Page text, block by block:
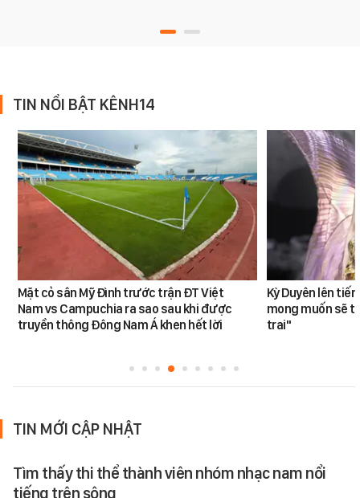
TIN NỔI BẬT KÊNH14
Mặt cỏ sân Mỹ Đình trước trận ĐT Việt
Nam vs Campuchia ra sao sau khi được
truyền thông Đông Nam Á khen hết lời
Kỳ Duyên lên
mong muốn sẽ
trai"
TIN MỚI CẬP NHẬT
Tìm thấy thi thể thành viên nhóm nhạc nam nổi
tiếng trên sông